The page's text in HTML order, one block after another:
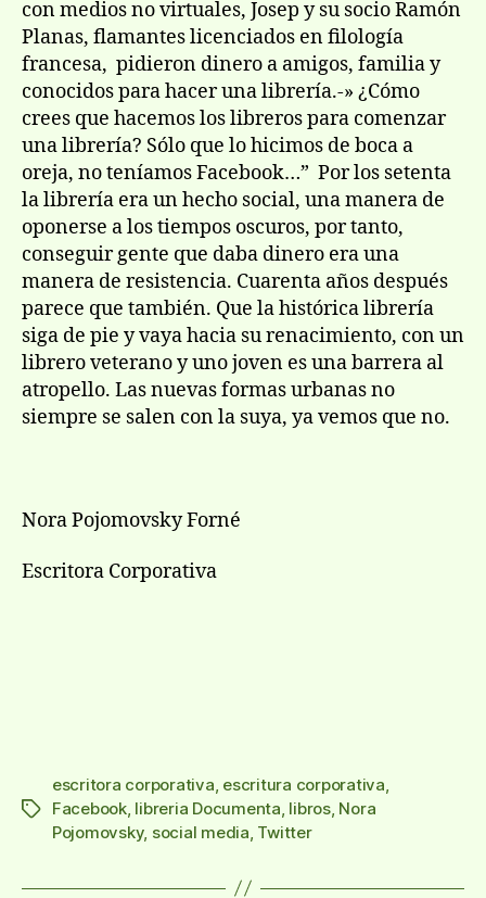
con medios no virtuales, Josep y su socio Ramón
Planas, flamantes licenciados en filología
francesa, pidieron dinero a amigos, familia y
conocidos para hacer una librería.-» ¿Cómo
crees que hacemos los libreros para comenzar
una librería? Sólo que lo hicimos de boca a
oreja, no teníamos Facebook…” Por los setenta
la librería era un hecho social, una manera de
oponerse a los tiempos oscuros, por tanto,
conseguir gente que daba dinero era una
manera de resistencia. Cuarenta años después
parece que también. Que la histórica librería
siga de pie y vaya hacia su renacimiento, con un
librero veterano y uno joven es una barrera al
atropello. Las nuevas formas urbanas no
siempre se salen con la suya, ya vemos que no.
Nora Pojomovsky Forné
Escritora Corporativa
Etiquetas
escritora corporativa escritura corporativa
Facebook, libreria Documenta libros, Nora
Pojomovsky, social media Twitter